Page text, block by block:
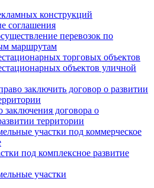
конструкций
соглашения
перевозок по
маршрутам
торговых объектов
объектов уличной
заключить договор о развитии
заключения договора о
территории
участки под коммерческое
под комплексное развитие
участки